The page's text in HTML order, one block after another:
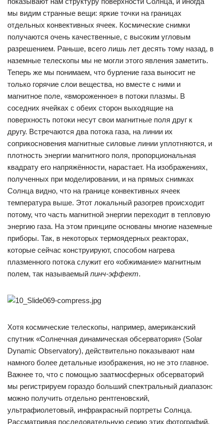
мы видим странные вещи: яркие точки на границах
отдельных конвективных ячеек. Космические снимки
получаются очень качественные, с высоким угловым
разрешением. Раньше, всего лишь лет десять тому назад, в
наземные телескопы мы не могли этого явления заметить.
Теперь же мы понимаем, что бурление газа выносит не
только горячие слои вещества, но вместе с ними и
магнитное поле, «вмороженное» в потоки плазмы. В
соседних ячейках с обеих сторон выходящие на
поверхность потоки несут свои магнитные поля друг к
другу. Встречаются два потока газа, на линии их
соприкосновения магнитные силовые линии уплотняются, и
плотность энергии магнитного поля, пропорциональная
квадрату его напряжённости, нарастает. На изображениях,
полученных при моделировании, и на прямых снимках
Солнца видно, что на границе конвективных ячеек
температура выше. Этот локальный разогрев происходит
потому, что часть магнитной энергии переходит в тепловую
энергию газа. На этом принципе основаны многие наземные
приборы. Так, в некоторых термоядерных реакторах,
которые сейчас конструируют, способом нагрева
плазменного потока служит его «обжимание» магнитным
полем, так называемый пинч-эффект.
Хотя космические телескопы, например, американский
спутник «Солнечная динамическая обсерватория» (Solar
Dynamic Observatory), действительно показывают нам
намного более детальные изображения, но не это главное.
Важнее то, что с помощью заатмосферных обсерваторий
мы регистрируем гораздо больший спектральный диапазон:
можно получить отдельно рентгеновский,
ультрафиолетовый, инфракрасный портреты Солнца.
Рассматривая последовательную серию этих фотографий,